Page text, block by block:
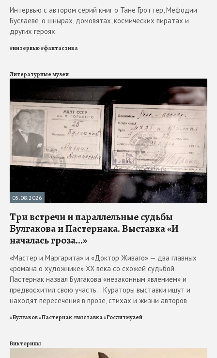
Интервью с автором серий книг о Тане Гроттер, Мефодии
Буслаеве, о шнырах, домовятах, космических пиратах и
других героях
#интервью#фантастика
Литературные музеи
05.08.2026
Три встречи и параллельные судьбы
Булгакова и Пастернака. Выставка «И
началась гроза...»
«Мастер и Маргарита» и «Доктор Живаго» — два главных
«романа о художнике» ХХ века со схожей судьбой.
Пастернак назвал Булгакова «незаконным явлением» и
предвосхитил свою участь... Кураторы выставки ищут и
находят пересечения в прозе, стихах и жизни авторов
#Булгаков#Пастернак#выставка#Гослитмузей
Викторины